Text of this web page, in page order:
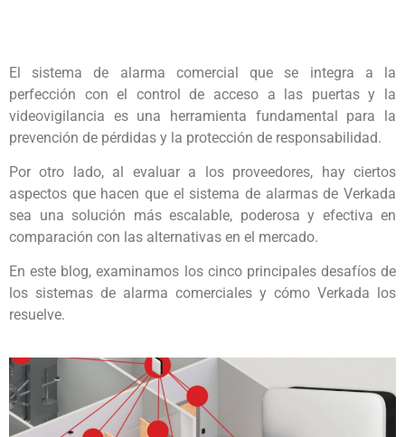
El sistema de alarma comercial que se integra a la
perfección con el control de acceso a las puertas y la
videovigilancia es una herramienta fundamental para la
prevención de pérdidas y la protección de responsabilidad.
Por otro lado, al evaluar a los proveedores, hay ciertos
aspectos que hacen que el sistema de alarmas de Verkada
sea una solución más escalable, poderosa y efectiva en
comparación con las alternativas en el mercado.
En este blog, examinamos los cinco principales desafíos de
los sistemas de alarma comerciales y cómo Verkada los
resuelve.